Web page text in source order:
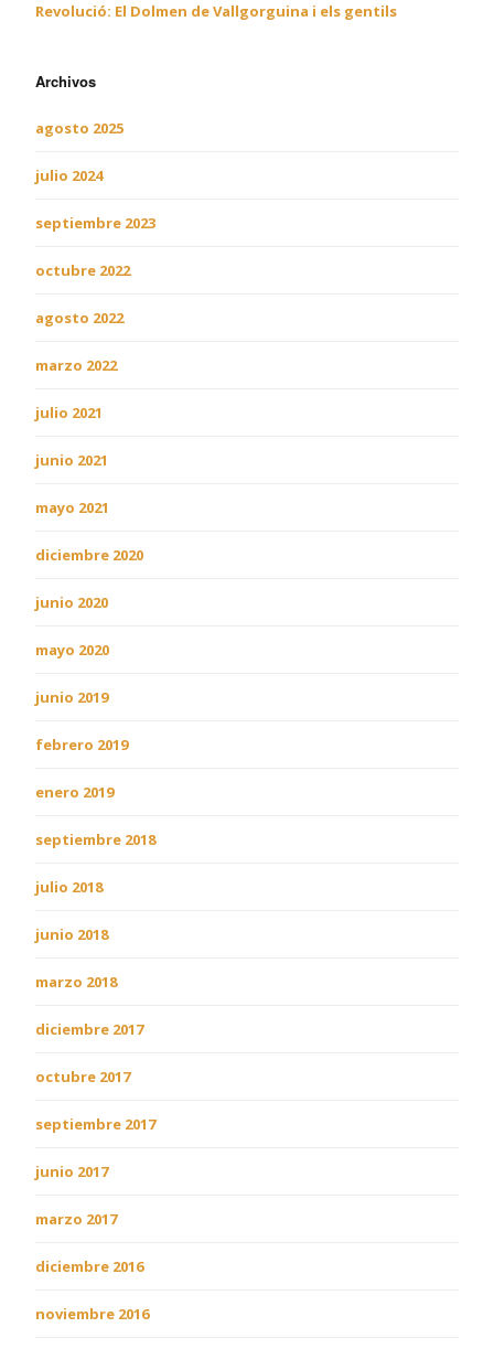
Revolució: El Dolmen de Vallgorguina i els gentils
Archivos
agosto 2025
julio 2024
septiembre 2023
octubre 2022
agosto 2022
marzo 2022
julio 2021
junio 2021
mayo 2021
diciembre 2020
junio 2020
mayo 2020
junio 2019
febrero 2019
enero 2019
septiembre 2018
julio 2018
junio 2018
marzo 2018
diciembre 2017
octubre 2017
septiembre 2017
junio 2017
marzo 2017
diciembre 2016
noviembre 2016